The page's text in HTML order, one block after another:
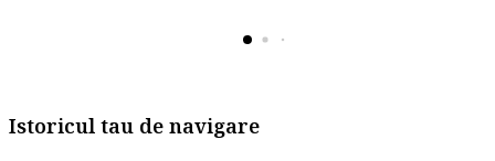
Istoricul tau de navigare